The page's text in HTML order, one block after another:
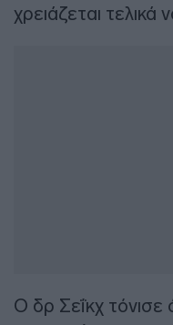
χρειάζεται
Ο δρ Σεΐκχ τόνισε